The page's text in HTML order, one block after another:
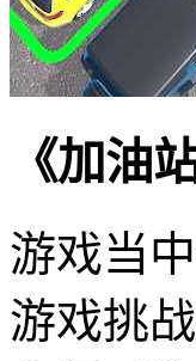
《加油
游戏当
游戏挑